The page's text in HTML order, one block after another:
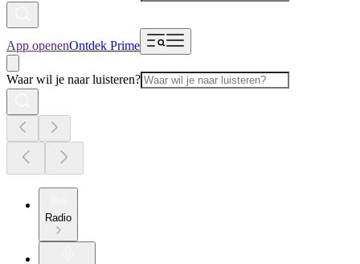
App openenOntdek Prime
Waar wil je naar luisteren?
Radio